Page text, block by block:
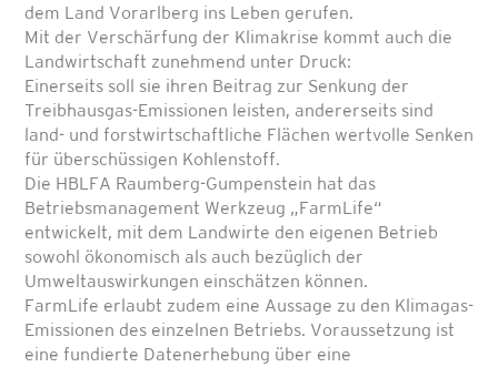
dem Land Vorarlberg ins Leben gerufen.
Mit der Verschärfung der Klimakrise kommt auch die
Landwirtschaft zunehmend unter Druck:
Einerseits soll sie ihren Beitrag zur Senkung der
Treibhausgas-Emissionen leisten, andererseits sind
land- und forstwirtschaftliche Flächen wertvolle Senken
für überschüssigen Kohlenstoff.
Die HBLFA Raumberg-Gumpenstein hat das
Betriebsmanagement Werkzeug „FarmLife“
entwickelt, mit dem Landwirte den eigenen Betrieb
sowohl ökonomisch als auch bezüglich der
Umweltauswirkungen einschätzen können.
FarmLife erlaubt zudem eine Aussage zu den Klimagas-
Emissionen des einzelnen Betriebs. Voraussetzung ist
eine fundierte Datenerhebung über eine